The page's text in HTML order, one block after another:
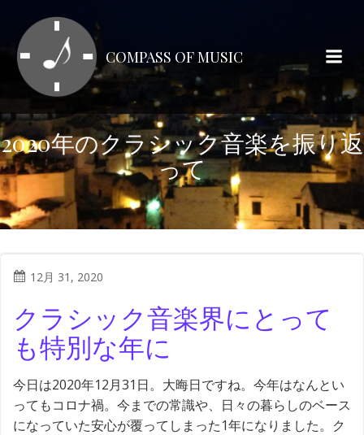
テ
ン
ツ
ス
キ
ッ
プ
COMPASS OF MUSIC
2020年のクラシック音楽を振り返
って
12月 31, 2020
クラシック音楽界にとって
も特別な年に
今日は2020年12月31日。大晦日ですね。今年はなんとい
ってもコロナ禍。今までの常識や、日々の暮らしのベース
になっていた安心が覆ってしまった1年になりました。ク